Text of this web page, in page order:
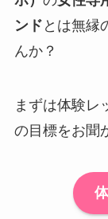
ンド とは無縁
んか？
まずは体験レ
の目標をお聞